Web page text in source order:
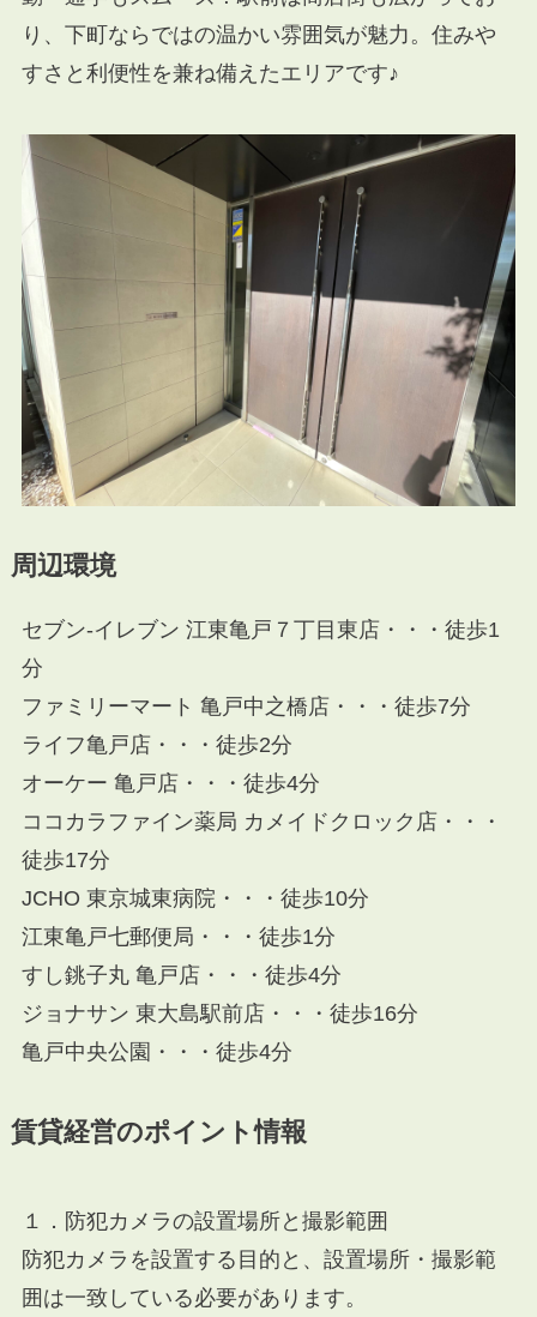
り、下町ならではの温かい雰囲気が魅力。住みや
すさと利便性を兼ね備えたエリアです♪
周辺環境
セブン-イレブン 江東亀戸７丁目東店・・・徒歩1
分
ファミリーマート 亀戸中之橋店・・・徒歩7分
ライフ亀戸店・・・徒歩2分
オーケー 亀戸店・・・徒歩4分
ココカラファイン薬局 カメイドクロック店・・・
徒歩17分
JCHO 東京城東病院・・・徒歩10分
江東亀戸七郵便局・・・徒歩1分
すし銚子丸 亀戸店・・・徒歩4分
ジョナサン 東大島駅前店・・・徒歩16分
亀戸中央公園・・・徒歩4分
賃貸経営のポイント情報
１．防犯カメラの設置場所と撮影範囲
防犯カメラを設置する目的と、設置場所・撮影範
囲は一致している必要があります。